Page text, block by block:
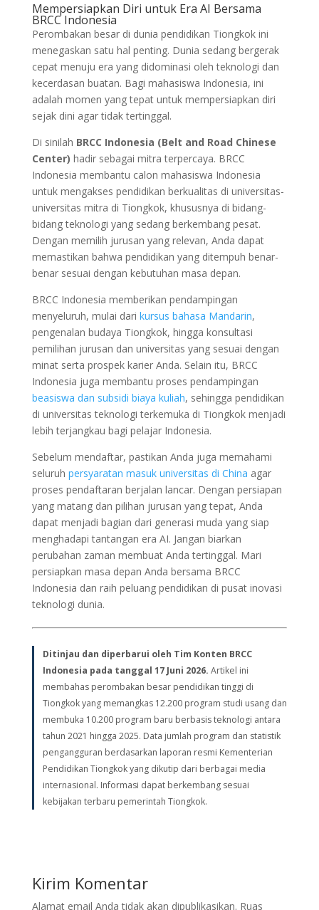
Mempersiapkan Diri untuk Era AI Bersama
BRCC Indonesia
Perombakan besar di dunia pendidikan Tiongkok ini
menegaskan satu hal penting. Dunia sedang bergerak
cepat menuju era yang didominasi oleh teknologi dan
kecerdasan buatan. Bagi mahasiswa Indonesia, ini
adalah momen yang tepat untuk mempersiapkan diri
sejak dini agar tidak tertinggal.
Di sinilah BRCC Indonesia (Belt and Road Chinese
Center) hadir sebagai mitra terpercaya. BRCC
Indonesia membantu calon mahasiswa Indonesia
untuk mengakses pendidikan berkualitas di universitas-
universitas mitra di Tiongkok, khususnya di bidang-
bidang teknologi yang sedang berkembang pesat.
Dengan memilih jurusan yang relevan, Anda dapat
memastikan bahwa pendidikan yang ditempuh benar-
benar sesuai dengan kebutuhan masa depan.
BRCC Indonesia memberikan pendampingan
menyeluruh, mulai dari kursus bahasa Mandarin,
pengenalan budaya Tiongkok, hingga konsultasi
pemilihan jurusan dan universitas yang sesuai dengan
minat serta prospek karier Anda. Selain itu, BRCC
Indonesia juga membantu proses pendampingan
beasiswa dan subsidi biaya kuliah, sehingga pendidikan
di universitas teknologi terkemuka di Tiongkok menjadi
lebih terjangkau bagi pelajar Indonesia.
Sebelum mendaftar, pastikan Anda juga memahami
seluruh persyaratan masuk universitas di China agar
proses pendaftaran berjalan lancar. Dengan persiapan
yang matang dan pilihan jurusan yang tepat, Anda
dapat menjadi bagian dari generasi muda yang siap
menghadapi tantangan era AI. Jangan biarkan
perubahan zaman membuat Anda tertinggal. Mari
persiapkan masa depan Anda bersama BRCC
Indonesia dan raih peluang pendidikan di pusat inovasi
teknologi dunia.
Ditinjau dan diperbarui oleh Tim Konten BRCC
Indonesia pada tanggal 17 Juni 2026. Artikel ini
membahas perombakan besar pendidikan tinggi di
Tiongkok yang memangkas 12.200 program studi usang dan
membuka 10.200 program baru berbasis teknologi antara
tahun 2021 hingga 2025. Data jumlah program dan statistik
pengangguran berdasarkan laporan resmi Kementerian
Pendidikan Tiongkok yang dikutip dari berbagai media
internasional. Informasi dapat berkembang sesuai
kebijakan terbaru pemerintah Tiongkok.
Kirim Komentar
Alamat email Anda tidak akan dipublikasikan. Ruas